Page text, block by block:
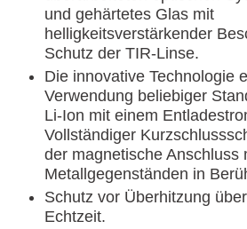
und gehärtetes Glas mit
helligkeitsverstärkender
Schutz der TIR-Linse.
Die innovative Technologie
Verwendung beliebiger
Li-Ion mit einem
Vollständiger
der magnetische Anschluss
Metallgegenständen in
Schutz vor Überhitzung
Echtzeit.